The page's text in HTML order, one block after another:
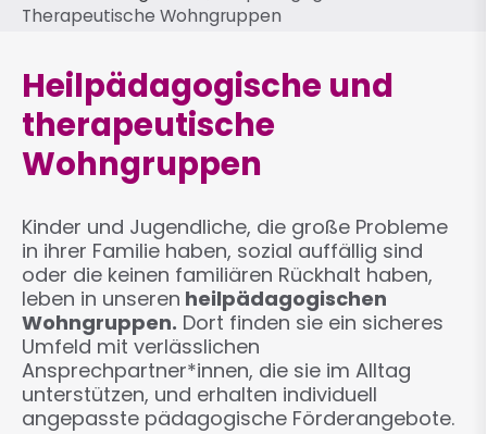
Therapeutische Wohngruppen
Heilpädagogische und
therapeutische
Wohngruppen
Kinder und Jugendliche, die große Probleme
in ihrer Familie haben, sozial auffällig sind
oder die keinen familiären Rückhalt haben,
leben in unseren heilpädagogischen
Wohngruppen. Dort finden sie ein sicheres
Umfeld mit verlässlichen
Ansprechpartner*innen, die sie im Alltag
unterstützen, und erhalten individuell
angepasste pädagogische Förderangebote.